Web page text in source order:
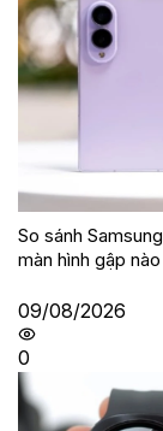
So sánh
màn hình gập
09/08/2026
0